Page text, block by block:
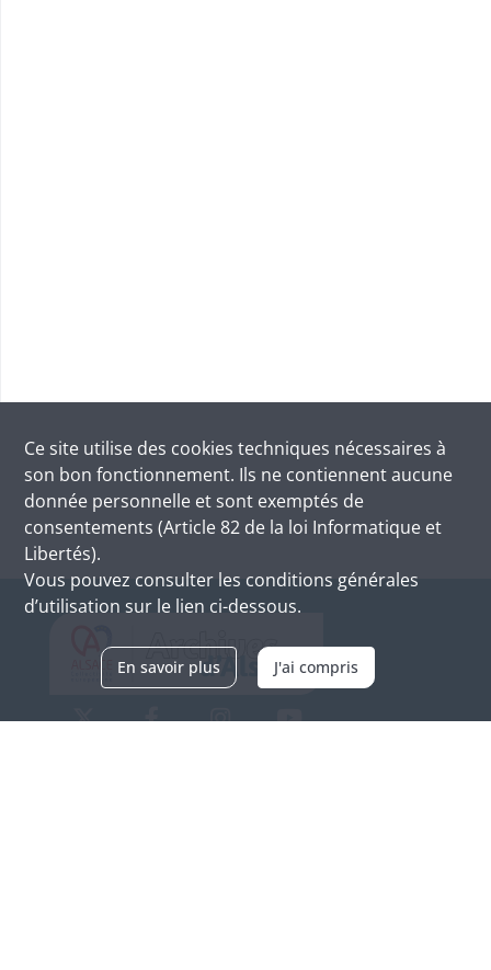
Ce site utilise des cookies techniques nécessaires à
son bon fonctionnement. Ils ne contiennent aucune
donnée personnelle et sont exemptés de
consentements (Article 82 de la loi Informatique et
Libertés).
Vous pouvez consulter les conditions générales
d’utilisation sur le lien ci-dessous.
En savoir plus J'ai compris